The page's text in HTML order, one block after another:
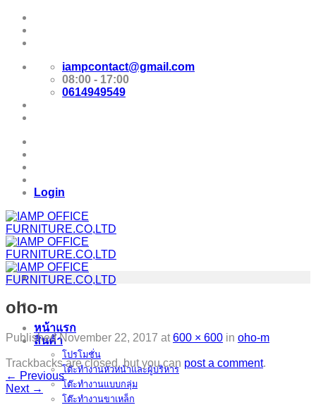
Skip
content
iampcontact@gmail.com
08:00 - 17:00
0614949549
Login
หน้าแรก
สินค้า
โปรโมชั่น
โต๊ะทำงานหัวหน้าและผู้บริหาร
โต๊ะทำงานแบบกลุ่ม
โต๊ะทำงานขาเหล็ก
oho-m
PublishedNovember 22, 2017 at 600 × 600 in oho-m
Trackbacks are closed, but you can post a comment.
← Previous
Next →